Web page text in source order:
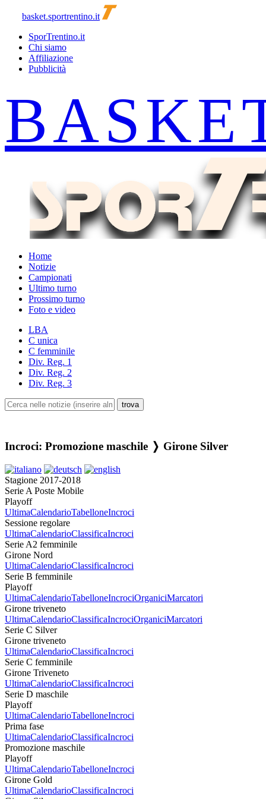
basket.sportrentino.it
SporTrentino.it
Chi siamo
Affiliazione
Pubblicità
Home
Notizie
Campionati
Ultimo turno
Prossimo turno
Foto e video
LBA
C unica
C femminile
Div. Reg. 1
Div. Reg. 2
Div. Reg. 3
Incroci: Promozione maschile ❭ Girone Silver
Stagione 2017-2018
Serie A Poste Mobile
Playoff
UltimaCalendarioTabelloneIncroci
Sessione regolare
UltimaCalendarioClassificaIncroci
Serie A2 femminile
Girone Nord
UltimaCalendarioClassificaIncroci
Serie B femminile
Playoff
UltimaCalendarioTabelloneIncrociOrganiciMarcatori
Girone triveneto
UltimaCalendarioClassificaIncrociOrganiciMarcatori
Serie C Silver
Girone triveneto
UltimaCalendarioClassificaIncroci
Serie C femminile
Girone Triveneto
UltimaCalendarioClassificaIncroci
Serie D maschile
Playoff
UltimaCalendarioTabelloneIncroci
Prima fase
UltimaCalendarioClassificaIncroci
Promozione maschile
Playoff
UltimaCalendarioTabelloneIncroci
Girone Gold
UltimaCalendarioClassificaIncroci